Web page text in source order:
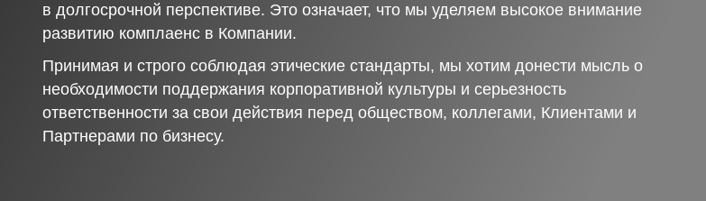
в долгосрочной перспективе. Это означает, что мы уделяем высокое внимание
развитию комплаенс в Компании.
Принимая и строго соблюдая этические стандарты, мы хотим донести мысль о
необходимости поддержания корпоративной культуры и серьезность
ответственности за свои действия перед обществом, коллегами, Клиентами и
Партнерами по бизнесу.